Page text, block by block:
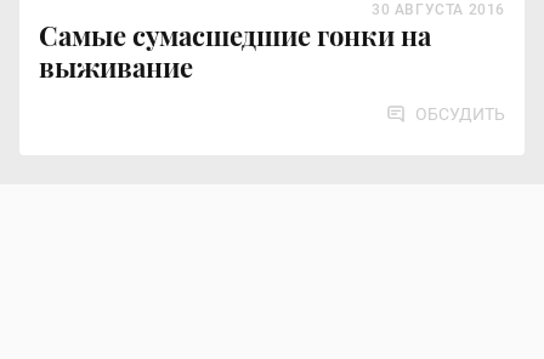
Самые сумасшедшие гонки на
выживание
30 АВГУСТА 2016
ОБСУДИТЬ